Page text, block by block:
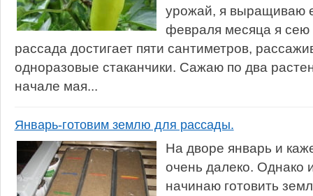
урожай, я выращиваю
февраля месяца я сею
рассада достигает пяти сантиметров,
одноразовые стаканчики. Сажаю по два
начале мая...
Январь-готовим землю для рассады.
На дворе январь и
очень далеко. Однако
начинаю готовить